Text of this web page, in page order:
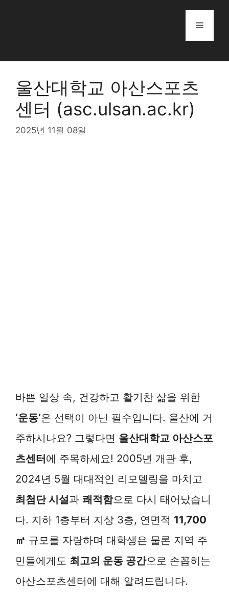
Menu
울산대학교 아산스포츠
센터 (asc.ulsan.ac.kr)
2025년 11월 08일
바쁜 일상 속, 건강하고 활기찬 삶을 위한
‘운동’은 선택이 아닌 필수입니다. 울산에 거
주하시나요? 그렇다면 울산대학교 아산스포
츠센터에 주목하세요! 2005년 개관 후,
2024년 5월 대대적인 리모델링을 마치고
최첨단 시설과 쾌적함으로 다시 태어났습니
다. 지하 1층부터 지상 3층, 연면적 11,700
㎡ 규모를 자랑하며 대학생은 물론 지역 주
민들에게도 최고의 운동 공간으로 손꼽히는
아산스포츠센터에 대해 알려드립니다.